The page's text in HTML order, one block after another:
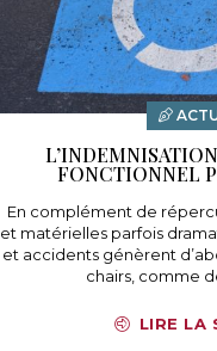
FONCTIONNEL
En complément de
et matérielles parfois
et accidents génèrent
chairs, comme
LIRE LA